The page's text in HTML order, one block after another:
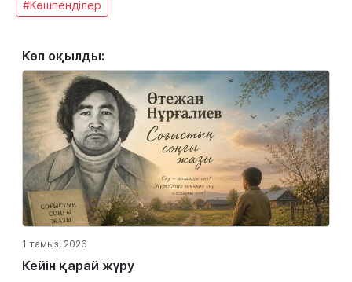
#Көшпенділер
Көп оқылды:
1 тамыз, 2026
Кейін қарай жүру